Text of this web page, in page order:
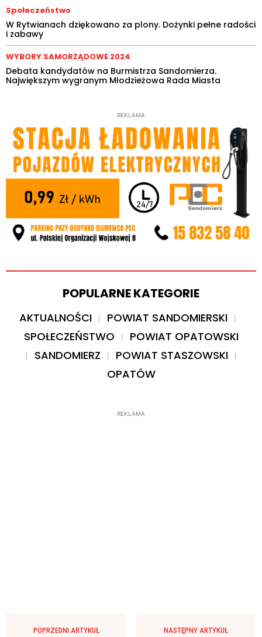
Społeczeństwo
W Rytwianach dziękowano za plony. Dożynki pełne radości
i zabawy
WYBORY SAMORZĄDOWE 2024
Debata kandydatów na Burmistrza Sandomierza.
Największym wygranym Młodzieżowa Rada Miasta
REKLAMA
POPULARNE KATEGORIE
AKTUALNOŚCI
POWIAT SANDOMIERSKI
SPOŁECZEŃSTWO
POWIAT OPATOWSKI
SANDOMIERZ
POWIAT STASZOWSKI
OPATÓW
REKLAMA
POPRZEDNI ARTYKUŁ NASTĘPNY ARTYKUŁ